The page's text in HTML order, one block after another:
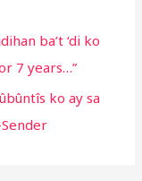
ba’t ‘di ko
7 years…”
ko ay sa